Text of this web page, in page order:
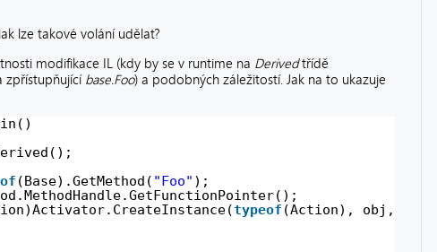
lze takové volání udělat?
modifikace IL (kdy by se v runtime na Derivedtřídě
zpřístupňující base.Foo) a podobných záležitostí. Jak na to ukazuje
(Base).GetMethod( "Foo" );
typeof (Action), obj, ftn);